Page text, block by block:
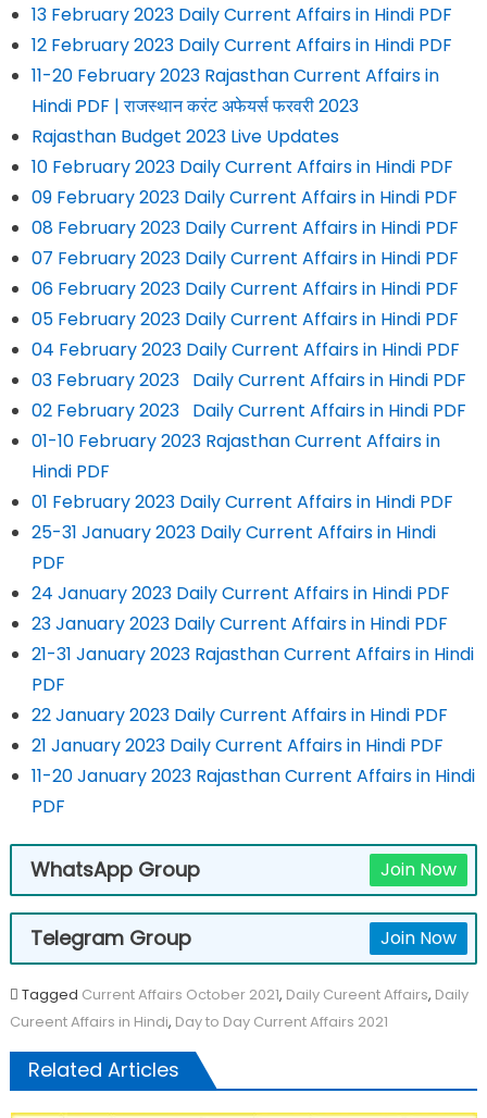
13 February 2023 Daily Current Affairs in Hindi PDF
12 February 2023 Daily Current Affairs in Hindi PDF
11-20 February 2023 Rajasthan Current Affairs in
Hindi PDF | राजस्थान करंट अफेयर्स फरवरी 2023
Rajasthan Budget 2023 Live Updates
10 February 2023 Daily Current Affairs in Hindi PDF
09 February 2023 Daily Current Affairs in Hindi PDF
08 February 2023 Daily Current Affairs in Hindi PDF
07 February 2023 Daily Current Affairs in Hindi PDF
06 February 2023 Daily Current Affairs in Hindi PDF
05 February 2023 Daily Current Affairs in Hindi PDF
04 February 2023 Daily Current Affairs in Hindi PDF
03 February 2023 Daily Current Affairs in Hindi PDF
02 February 2023 Daily Current Affairs in Hindi PDF
01-10 February 2023 Rajasthan Current Affairs in
Hindi PDF
01 February 2023 Daily Current Affairs in Hindi PDF
25-31 January 2023 Daily Current Affairs in Hindi
PDF
24 January 2023 Daily Current Affairs in Hindi PDF
23 January 2023 Daily Current Affairs in Hindi PDF
21-31 January 2023 Rajasthan Current Affairs in Hindi
PDF
22 January 2023 Daily Current Affairs in Hindi PDF
21 January 2023 Daily Current Affairs in Hindi PDF
11-20 January 2023 Rajasthan Current Affairs in Hindi
PDF
WhatsApp Group Join Now
Telegram Group Join Now
Tagged Current Affairs October 2021, Daily Cureent Affairs, Daily
Cureent Affairs in Hindi, Day to Day Current Affairs 2021
Related Articles